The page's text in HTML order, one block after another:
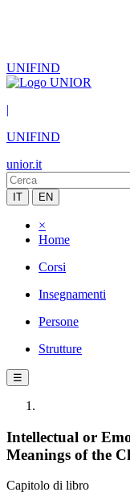
UNIFIND
|
UNIFIND
unior.it
IT EN
×
Home
Corsi
Insegnamenti
Persone
Strutture
☰
Intellectual or
Meanings of the
Capitolo di libro